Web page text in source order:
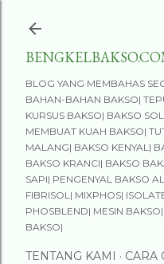
BLOG YANG MEMBAHAS
BAHAN-BAHAN BAKSO|
KURSUS BAKSO| BAKSO
MEMBUAT KUAH BAKSO|
MALANG| BAKSO KENYAL|
BAKSO KRANCI| BAKSO
SAPI| PENGENYAL BAKSO
FIBRISOL| MIXPHOS|
PHOSBLEND| MESIN
BAKSO|
TENTANG KAMI CARA